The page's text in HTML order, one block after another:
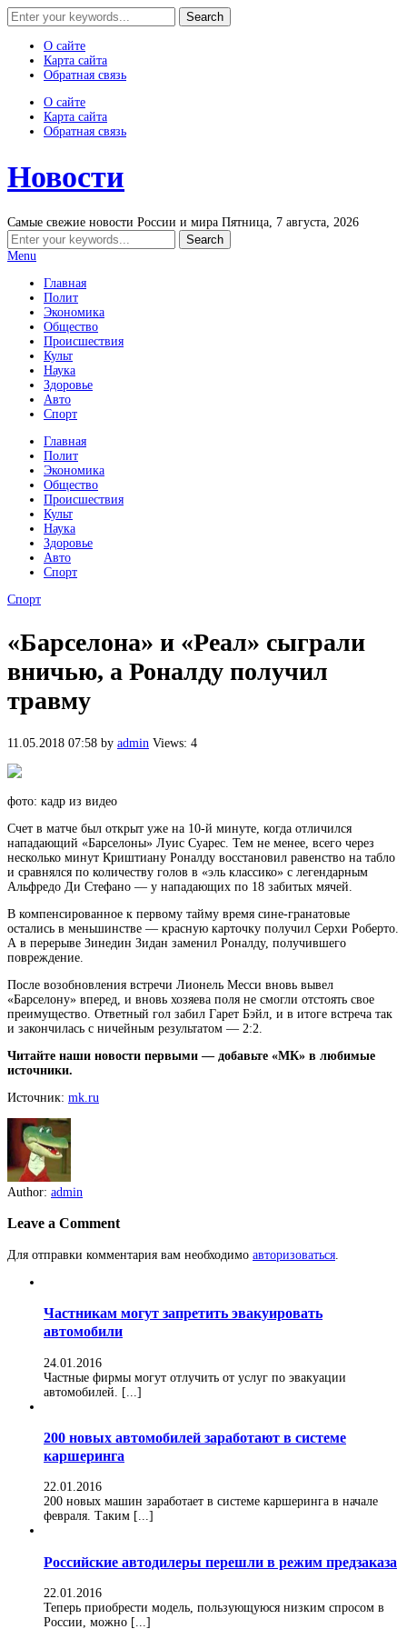
О сайте
Карта сайта
Обратная связь
О сайте
Карта сайта
Обратная связь
Новости
Самые свежие новости России и мира Пятница, 7 августа, 2026
Menu
Главная
Полит
Экономика
Общество
Происшествия
Культ
Наука
Здоровье
Авто
Спорт
Главная
Полит
Экономика
Общество
Происшествия
Культ
Наука
Здоровье
Авто
Спорт
Спорт
«Барселона» и «Реал» сыграли
вничью, а Роналду получил
травму
11.05.2018 07:58 by admin Views: 4
фото: кадр из видео
Счет в матче был открыт уже на 10-й минуте, когда отличился
нападающий «Барселоны» Луис Суарес. Тем не менее, всего через
несколько минут Криштиану Роналду восстановил равенство на табло
и сравнялся по количеству голов в «эль классико» с легендарным
Альфредо Ди Стефано — у нападающих по 18 забитых мячей.
В компенсированное к первому тайму время сине-гранатовые
остались в меньшинстве — красную карточку получил Серхи Роберто.
А в перерыве Зинедин Зидан заменил Роналду, получившего
повреждение.
После возобновления встречи Лионель Месси вновь вывел
«Барселону» вперед, и вновь хозяева поля не смогли отстоять свое
преимущество. Ответный гол забил Гарет Бэйл, и в итоге встреча так
и закончилась с ничейным результатом — 2:2.
Читайте наши новости первыми — добавьте «МК» в любимые
источники.
Источник: mk.ru
Author: admin
Leave a Comment
Для отправки комментария вам необходимо авторизоваться
Частникам могут запретить эвакуировать
автомобили
24.01.2016
Частные фирмы могут отлучить от услуг по эвакуации
автомобилей. [...]
200 новых автомобилей заработают в системе
каршеринга
22.01.2016
200 новых машин заработает в системе каршеринга в начале
февраля. Таким [...]
Российские автодилеры перешли в режим предзаказа
22.01.2016
Теперь приобрести модель, пользующуюся низким спросом в
России, можно [...]